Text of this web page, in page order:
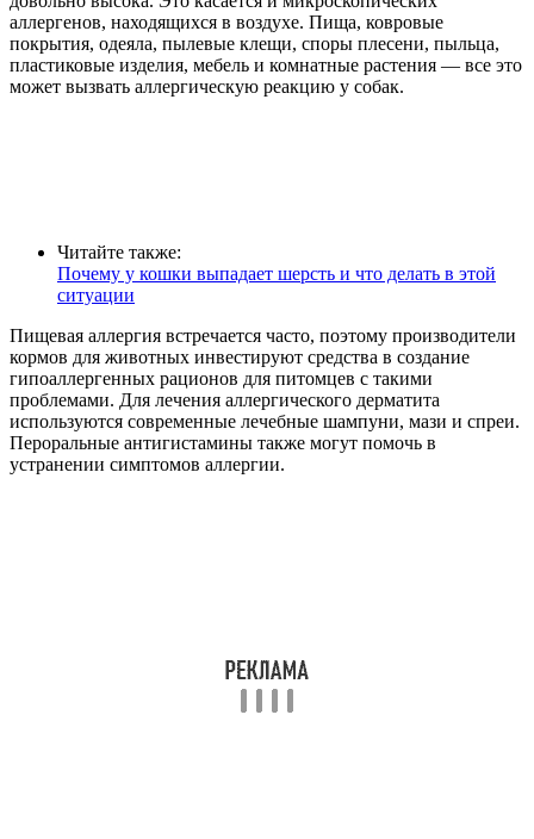
аллергенов, находящихся в воздухе. Пища, ковровые
покрытия, одеяла, пылевые клещи, споры плесени, пыльца,
пластиковые изделия, мебель и комнатные растения — все это
может вызвать аллергическую реакцию у собак.
Читайте также:
Почему у кошки выпадает шерсть и что делать в этой
ситуации
Пищевая аллергия встречается часто, поэтому производители
кормов для животных инвестируют средства в создание
гипоаллергенных рационов для питомцев с такими
проблемами. Для лечения аллергического дерматита
используются современные лечебные шампуни, мази и спреи.
Пероральные антигистамины также могут помочь в
устранении симптомов аллергии.